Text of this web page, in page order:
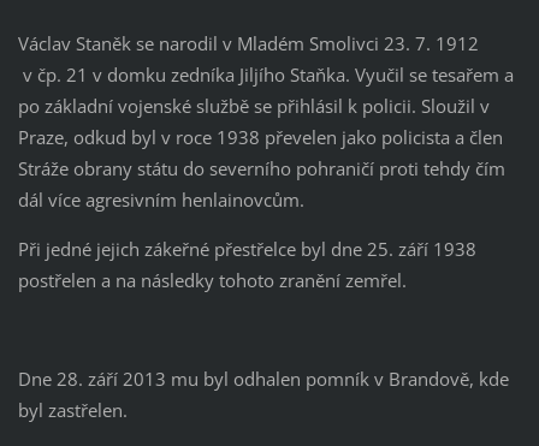
Václav Staněk se narodil v Mladém Smolivci 23. 7. 1912
v čp. 21 v domku zedníka Jiljího Staňka. Vyučil se tesařem a
po základní vojenské službě se přihlásil k policii. Sloužil v
Praze, odkud byl v roce 1938 převelen jako policista a člen
Stráže obrany státu do severního pohraničí proti tehdy čím
dál více agresivním henlainovcům.
Při jedné jejich zákeřné přestřelce byl dne 25. září 1938
postřelen a na následky tohoto zranění zemřel.
Dne 28. září 2013 mu byl odhalen pomník v Brandově, kde
byl zastřelen.